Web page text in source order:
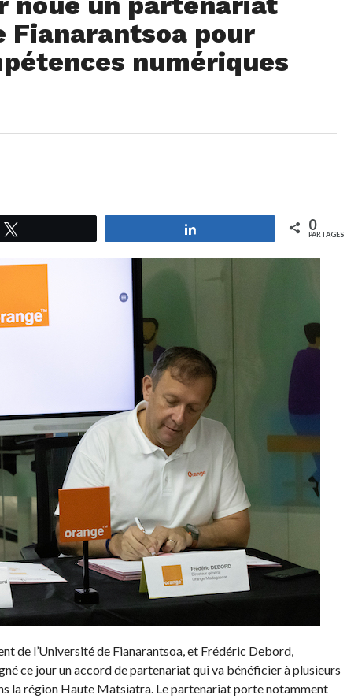
Fianarantsoa pour
numériques
0
PARTAGES
de l’Université de Fianarantsoa, et Frédéric Debord,
ce jour un accord de partenariat qui va bénéficier à plusieurs
la région Haute Matsiatra. Le partenariat porte notamment